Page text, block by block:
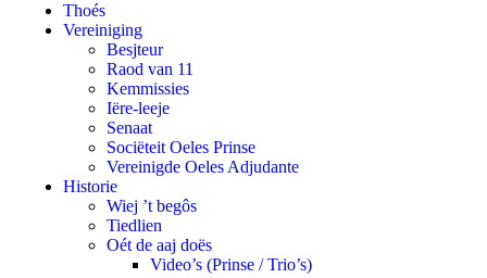
Thoés
Vereiniging
Besjteur
Raod van 11
Kemmissies
Iëre-leeje
Senaat
Sociëteit Oeles Prinse
Vereinigde Oeles Adjudante
Historie
Wiej ’t begôs
Tiedlien
Oét de aaj doës
Video’s (Prinse / Trio’s)